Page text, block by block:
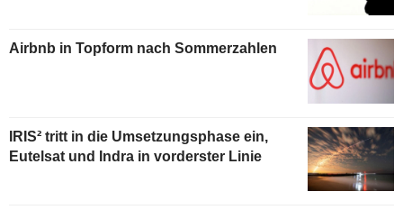
Airbnb in Topform nach Sommerzahlen
IRIS² tritt in die Umsetzungsphase ein,
Eutelsat und Indra in vorderster Linie